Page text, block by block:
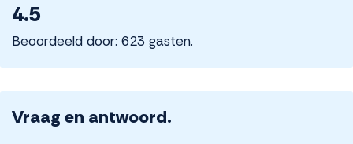
4.5
Beoordeeld door: 623 gasten.
Vraag en antwoord.